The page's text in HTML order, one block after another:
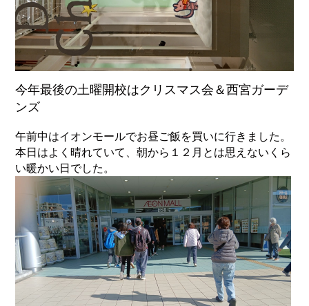
今年最後の土曜開校はクリスマス会＆西宮ガーデ
ンズ
午前中はイオンモールでお昼ご飯を買いに行きました。
本日はよく晴れていて、朝から１２月とは思えないくら
い暖かい日でした。